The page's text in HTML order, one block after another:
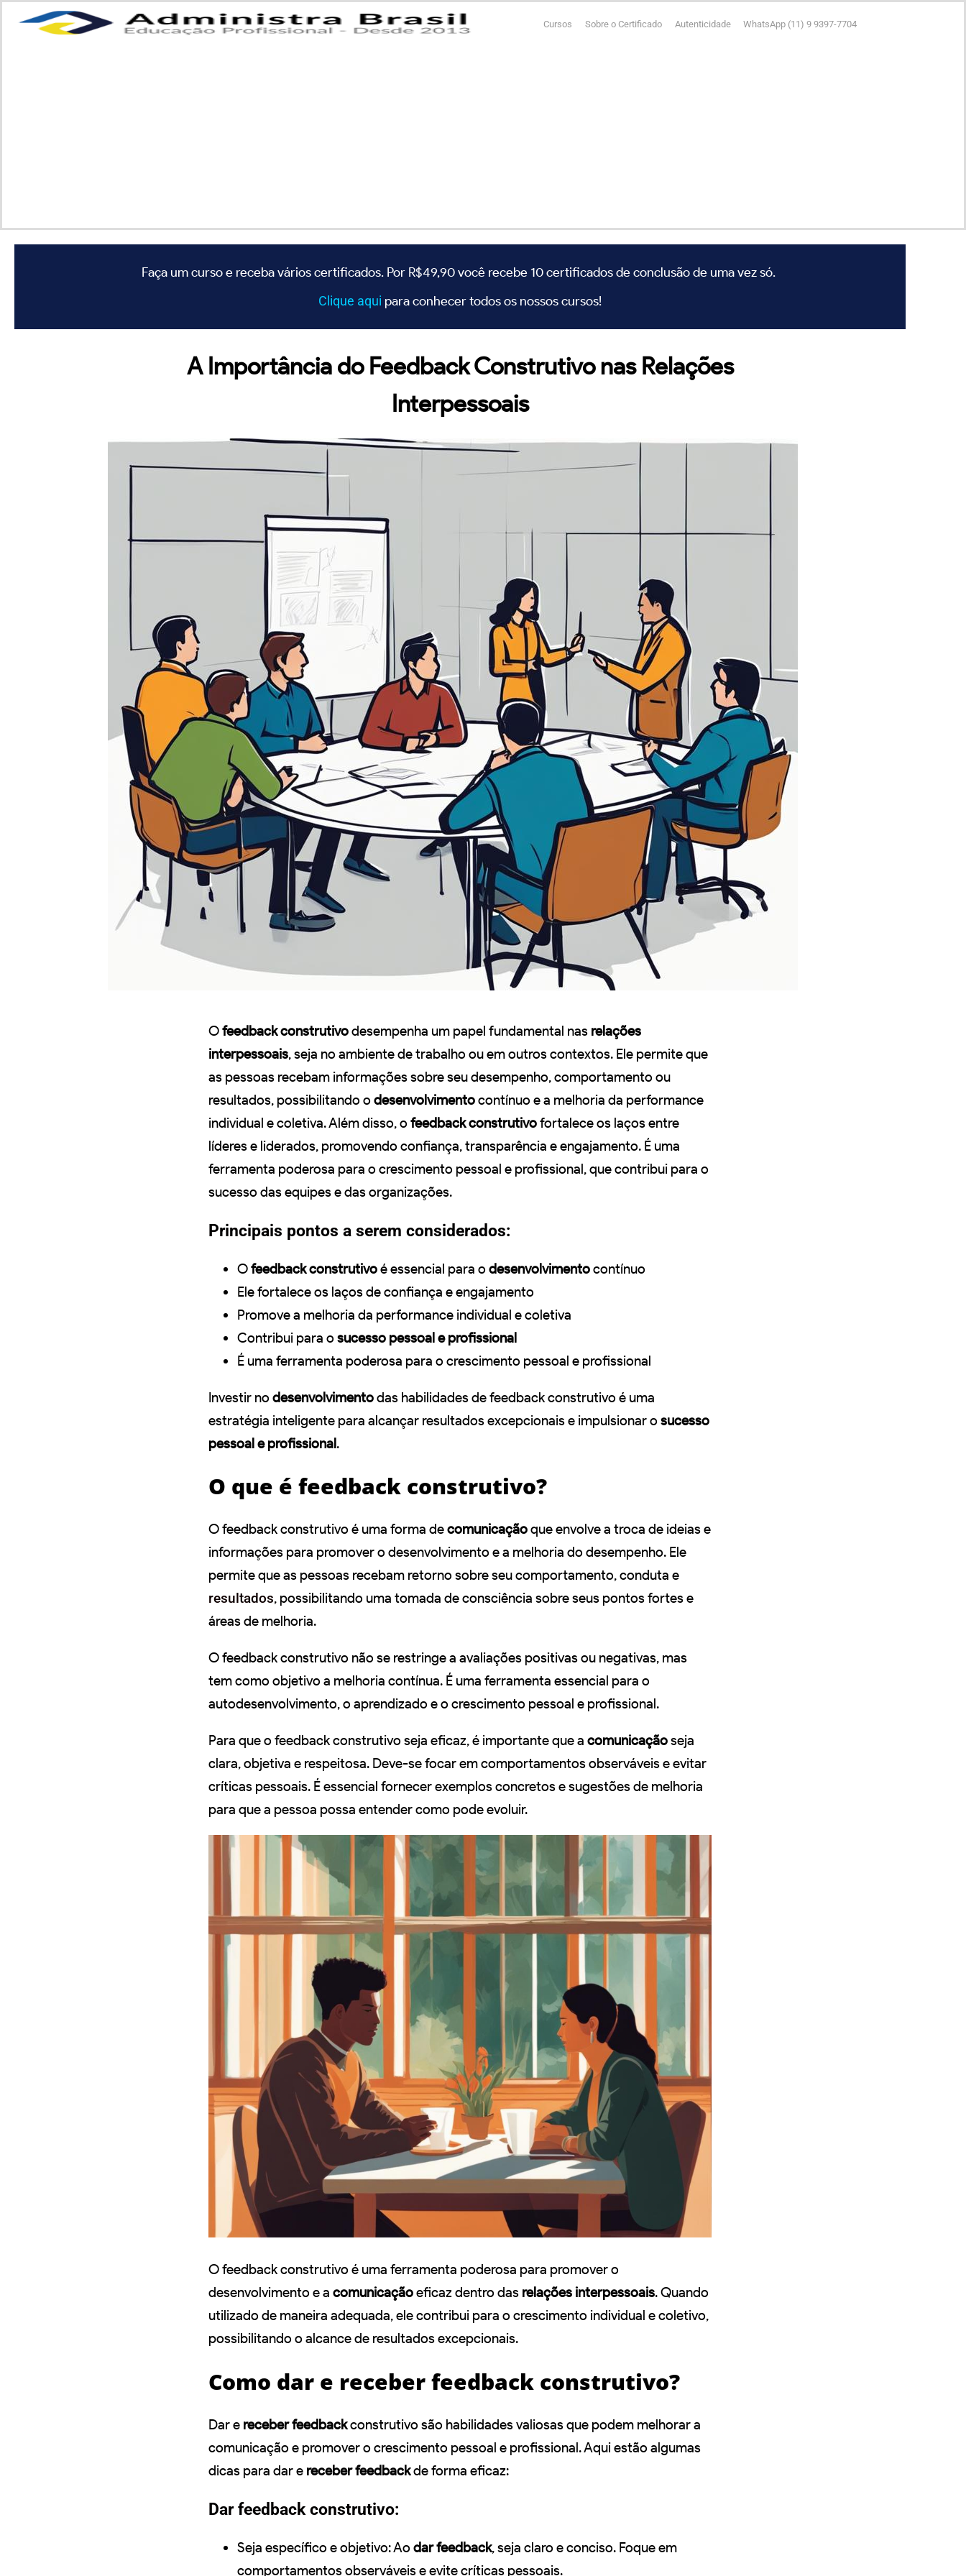
Cursos Sobre o Certificado Autenticidade WhatsApp (11) 9 9397-7704
Faça um curso e receba vários certificados. Por R$49,90 você recebe 10 certificados de conclusão de uma vez só.
Clique aqui para conhecer todos os nossos cursos!
A Importância do Feedback Construtivo nas Relações
Interpessoais
Ofeedback construtivodesempenha um papel fundamental nas relações
interpessoais, seja no ambiente de trabalho ou em outros contextos. Ele permite que
as pessoas recebam informações sobre seu desempenho, comportamento ou
resultados, possibilitando o desenvolvimentocontínuo e a melhoria da performance
individual e coletiva. Além disso, o feedback construtivofortalece os laços entre
líderes e liderados, promovendo confiança, transparência e engajamento. É uma
ferramenta poderosa para o crescimento pessoal e profissional, que contribui para o
sucesso das equipes e das organizações.
Principais pontos a serem considerados:
Ofeedback construtivoé essencial para o desenvolvimentocontínuo
Ele fortalece os laços de confiança e engajamento
Promove a melhoria da performance individual e coletiva
Contribui para o sucesso pessoal e profissional
É uma ferramenta poderosa para o crescimento pessoal e profissional
Investir no desenvolvimentodas habilidades de feedback construtivo é uma
estratégia inteligente para alcançar resultados excepcionais e impulsionar o sucesso
pessoal e profissional.
O que é feedback construtivo?
O feedback construtivo é uma forma decomunicaçãoque envolve a troca de ideias e
informações para promover o desenvolvimento e a melhoria do desempenho. Ele
permite que as pessoas recebam retorno sobre seu comportamento, conduta e
resultados, possibilitando uma tomada de consciência sobre seus pontos fortes e
áreas de melhoria.
O feedback construtivo não se restringe a avaliações positivas ou negativas, mas
tem como objetivo a melhoria contínua. É uma ferramenta essencial para o
autodesenvolvimento, o aprendizado e o crescimento pessoal e profissional.
Para que o feedback construtivo seja eficaz, é importante que a comunicaçãoseja
clara, objetiva e respeitosa. Deve-se focar em comportamentos observáveis e evitar
críticas pessoais. É essencial fornecer exemplos concretos e sugestões de melhoria
para que a pessoa possa entender como pode evoluir.
O feedback construtivo é uma ferramenta poderosa para promover o
desenvolvimento e a comunicaçãoeficaz dentro das relações interpessoais. Quando
utilizado de maneira adequada, ele contribui para o crescimento individual e coletivo,
possibilitando o alcance de resultados excepcionais.
Como dar e receber feedback construtivo?
Dar e receber feedbackconstrutivo são habilidades valiosas que podem melhorar a
comunicação e promover o crescimento pessoal e profissional. Aqui estão algumas
dicas para dar e receber feedbackde forma eficaz:
Dar feedback construtivo:
Seja específico e objetivo: Ao dar feedback, seja claro e conciso. Foque em
comportamentos observáveis e evite críticas pessoais.